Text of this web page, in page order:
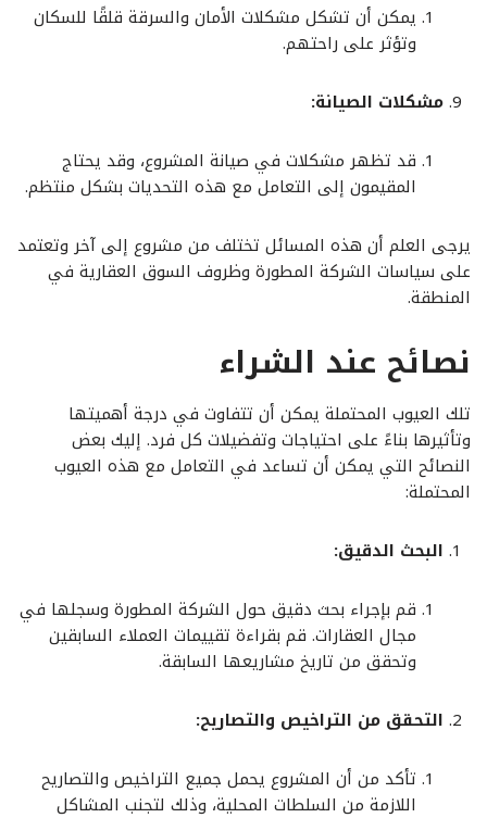
يمكن أن تشكل مشكلات الأمان والسرقة قلقًا للسكان
وتؤثر على راحتهم.
مشكلات الصيانة:
قد تظهر مشكلات في صيانة المشروع، وقد يحتاج
المقيمون إلى التعامل مع هذه التحديات بشكل منتظم.
يرجى العلم أن هذه المسائل تختلف من مشروع إلى آخر وتعتمد
على سياسات الشركة المطورة وظروف السوق العقارية في
المنطقة.
نصائح عند الشراء
تلك العيوب المحتملة يمكن أن تتفاوت في درجة أهميتها
وتأثيرها بناءً على احتياجات وتفضيلات كل فرد. إليك بعض
النصائح التي يمكن أن تساعد في التعامل مع هذه العيوب
المحتملة:
البحث الدقيق:
قم بإجراء بحث دقيق حول الشركة المطورة وسجلها في
مجال العقارات. قم بقراءة تقييمات العملاء السابقين
وتحقق من تاريخ مشاريعها السابقة.
التحقق من التراخيص والتصاريح:
تأكد من أن المشروع يحمل جميع التراخيص والتصاريح
اللازمة من السلطات المحلية، وذلك لتجنب المشاكل